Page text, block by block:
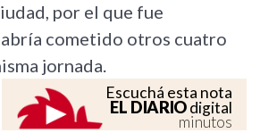
por el que fue
cometido otros cuatro
jornada.
Escuchá esta nota
EL DIARIOdigital
minutos